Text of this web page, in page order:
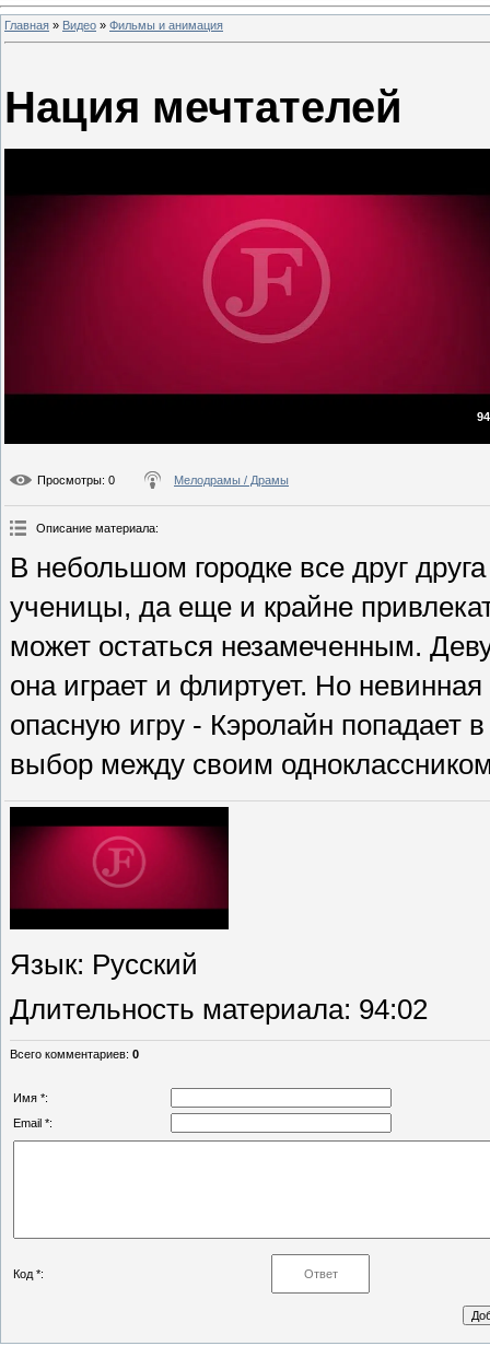
Главная » Видео » Фильмы и анимация
Нация мечтателей
Просмотры: 0 Мелодрамы / Драмы
Описание материала:
В небольшом городке все друг
ученицы, да еще и крайне
может остаться незамеченным.
она играет и флиртует. Но
опасную игру - Кэролайн попадает
выбор между своим
Язык: Русский
Длительность материала: 94:02
Всего комментариев: 0
Имя *:
Email *:
Код *: